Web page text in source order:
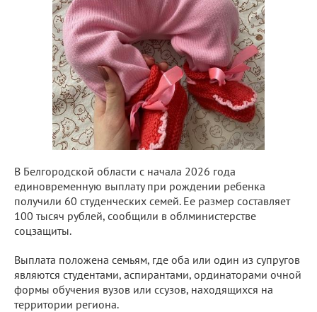
В Белгородской области с начала 2026 года
единовременную выплату при рождении ребенка
получили 60 студенческих семей. Ее размер составляет
100 тысяч рублей, сообщили в облминистерстве
соцзащиты.
Выплата положена семьям, где оба или один из супругов
являются студентами, аспирантами, ординаторами очной
формы обучения вузов или ссузов, находящихся на
территории региона.